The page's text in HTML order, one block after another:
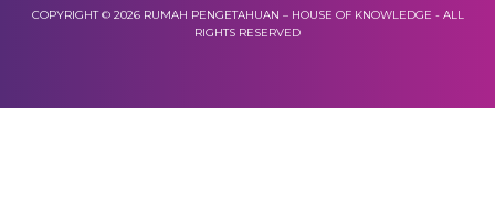
COPYRIGHT © 2026 RUMAH PENGETAHUAN – HOUSE OF KNOWLEDGE - ALL
RIGHTS RESERVED